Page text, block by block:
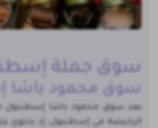
سوق جملة
سوق محمود باشا
يعد سوق محمود باشا إسطنبول
الرخيصة في إسطنبول، إذ يحتوي